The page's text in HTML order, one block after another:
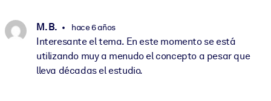
M. B. hace 6 años
Interesante el tema. En este momento se está
utilizando muy a menudo el concepto a pesar que
lleva décadas el estudio.